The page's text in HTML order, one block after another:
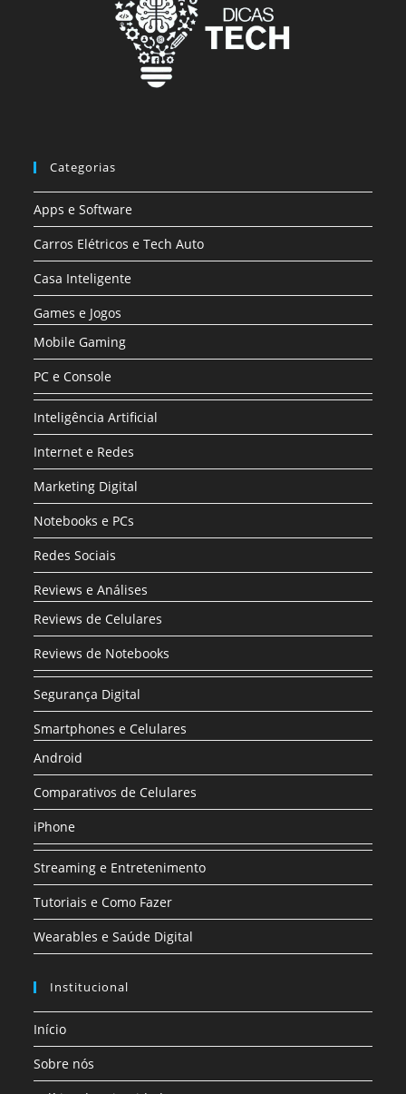
Categorias
Apps e Software
Carros Elétricos e Tech Auto
Casa Inteligente
Games e Jogos
Mobile Gaming
PC e Console
Inteligência Artificial
Internet e Redes
Marketing Digital
Notebooks e PCs
Redes Sociais
Reviews e Análises
Reviews de Celulares
Reviews de Notebooks
Segurança Digital
Smartphones e Celulares
Android
Comparativos de Celulares
iPhone
Streaming e Entretenimento
Tutoriais e Como Fazer
Wearables e Saúde Digital
Institucional
Início
Sobre nós